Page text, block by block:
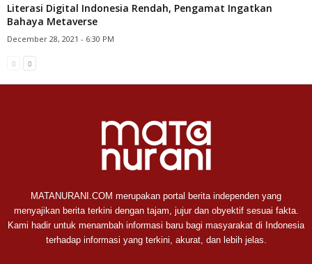
Literasi Digital Indonesia Rendah, Pengamat Ingatkan
Bahaya Metaverse
December 28, 2021 - 6:30 PM
MATANURANI.COM merupakan portal berita independen yang
menyajikan berita terkini dengan tajam, jujur dan obyektif sesuai fakta.
Kami hadir untuk menambah informasi baru bagi masyarakat di Indonesia
terhadap informasi yang terkini, akurat, dan lebih jelas.